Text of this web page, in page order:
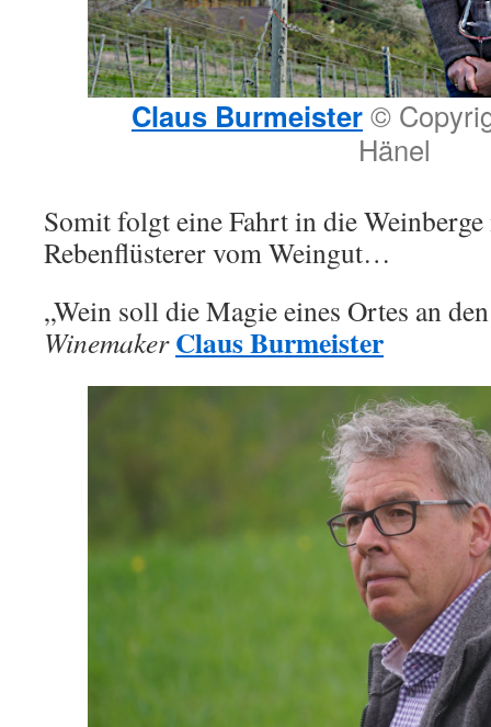
Claus Burmeister©
Hänel
Somit folgt eine Fahrt in die
Rebenflüsterer vom Weingut…
„Wein soll die Magie eines Ortes an
Winemaker Claus Burmeister